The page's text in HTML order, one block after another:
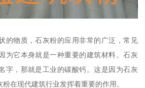
的物质，石灰粉的应用非常的广泛，常见
为它本身就是一种重要的建筑材料。石灰
字，那就是工业的碳酸钙。这是因为石灰
在现代建筑行业发挥着重要的作用。